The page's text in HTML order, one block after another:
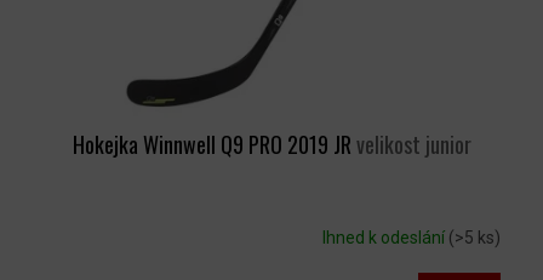
Hokejka Winnwell Q9 PRO 2019 JRvelikost junior
Ihned k odeslání (>5 ks)